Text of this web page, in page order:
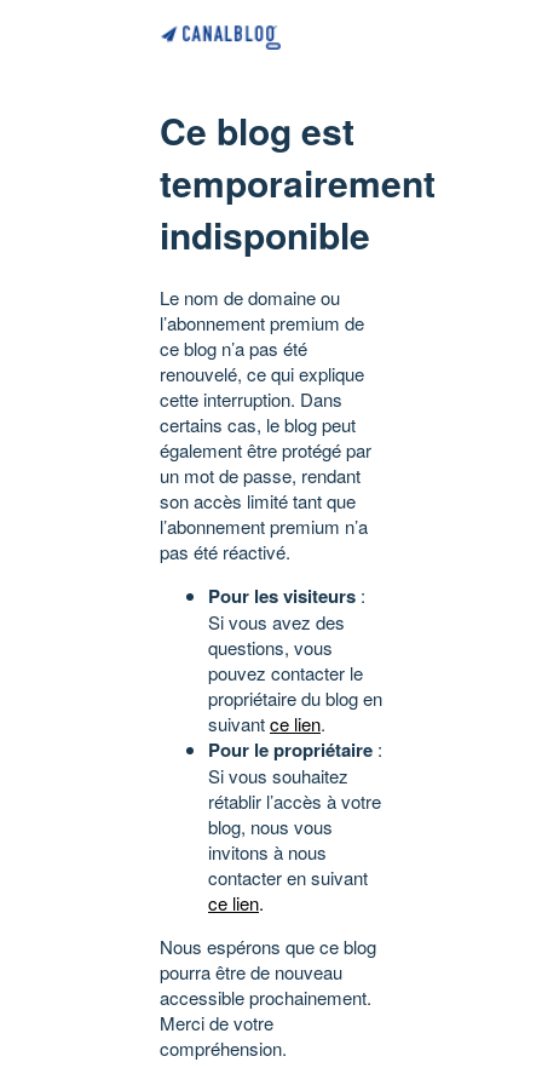
Ce blog est
temporairement
indisponible
Le nom de domaine ou
l’abonnement premium de
ce blog n’a pas été
renouvelé, ce qui explique
cette interruption. Dans
certains cas, le blog peut
également être protégé par
un mot de passe, rendant
son accès limité tant que
l’abonnement premium n’a
pas été réactivé.
Pour les visiteurs :
Si vous avez des
questions, vous
pouvez contacter le
propriétaire du blog en
suivantce lien.
Pour le propriétaire :
Si vous souhaitez
rétablir l’accès à votre
blog, nous vous
invitons à nous
contacter en suivant
ce lien.
Nous espérons que ce blog
pourra être de nouveau
accessible prochainement.
Merci de votre
compréhension.